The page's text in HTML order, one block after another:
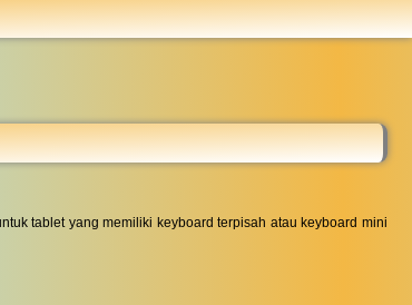
tablet yang memiliki keyboard terpisah atau keyboard mini